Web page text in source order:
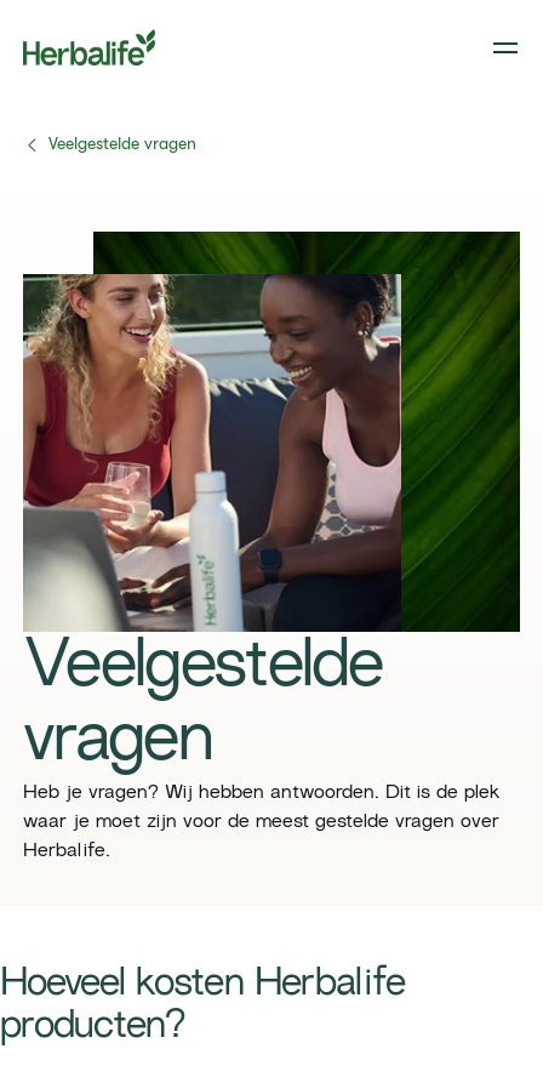
Veelgestelde vragen
Veelgestelde
vragen
Heb je vragen? Wij hebben antwoorden. Dit is de plek
waar je moet zijn voor de meest gestelde vragen over
Herbalife.
Hoeveel kosten Herbalife
producten?